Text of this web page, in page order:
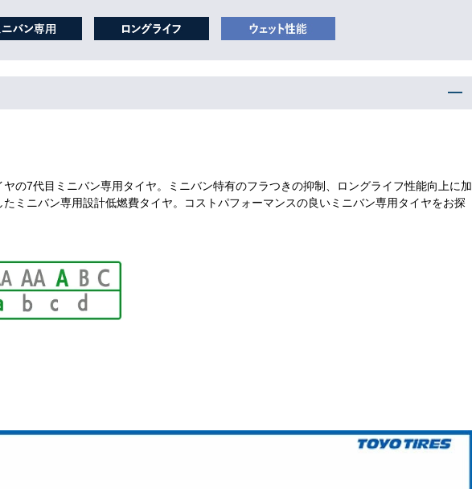
の7代目ミニバン専用タイヤ。ミニバン特有のフラつきの抑制、ロングライフ性能向上に加
ミニバン専用設計低燃費タイヤ。コストパフォーマンスの良いミニバン専用タイヤをお探